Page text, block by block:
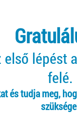
első lépést
felé.
és tudja meg,